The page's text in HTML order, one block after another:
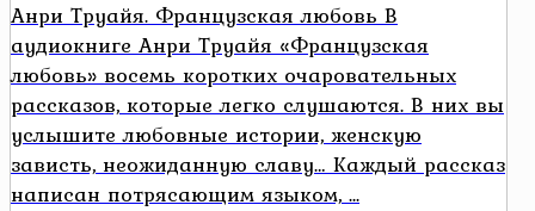
Анри Труайя. Французская любовь В
аудиокниге Анри Труайя «Французская
любовь» восемь коротких очаровательных
рассказов, которые легко слушаются. В них вы
услышите любовные истории, женскую
зависть, неожиданную славу… Каждый рассказ
написан потрясающим языком, ...